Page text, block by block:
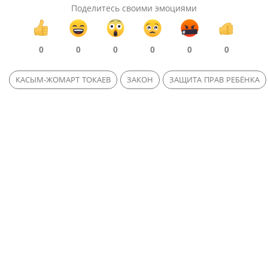
Поделитесь своими эмоциями
0 0 0 0 0 0
КАСЫМ-ЖОМАРТ ТОКАЕВ ЗАКОН ЗАЩИТА ПРАВ РЕБЁНКА